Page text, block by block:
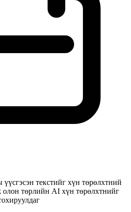
текстийг хүн төрөлхтний
олон төрлийн AI хүн төрөлхтнийг